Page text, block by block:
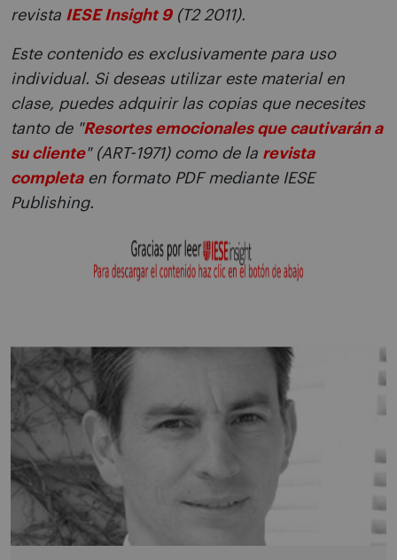
revista IESE Insight 9(T2 2011).
Este contenido es exclusivamente para uso
individual. Si deseas utilizar este material en
clase, puedes adquirir las copias que necesites
tanto de "Resortes emocionales que cautivarán a
su cliente" (ART-1971) como de la revista
completaen formato PDF mediante IESE
Publishing.